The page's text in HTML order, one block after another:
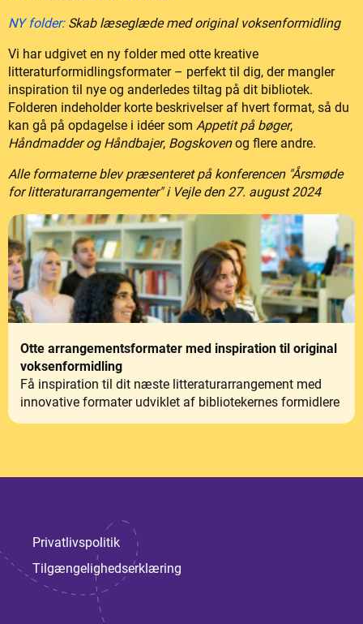
NY folder:Skab læseglæde med original voksenformidling
Vi har udgivet en ny folder med otte kreative
litteraturformidlingsformater – perfekt til dig, der mangler
inspiration til nye og anderledes tiltag på dit bibliotek.
Folderen indeholder korte beskrivelser af hvert format, så du
kan gå på opdagelse i idéer som Appetit på bøger,
Håndmadder og Håndbajer, Bogskovenog flere andre.
Alle formaterne blev præsenteret på konferencen "Årsmøde
for litteraturarrangementer" i Vejle den 27. august 2024
Otte arrangementsformater med inspiration til original
voksenformidling
Få inspiration til dit næste litteraturarrangement med
innovative formater udviklet af bibliotekernes formidlere
Privatlivspolitik
Tilgængelighedserklæring